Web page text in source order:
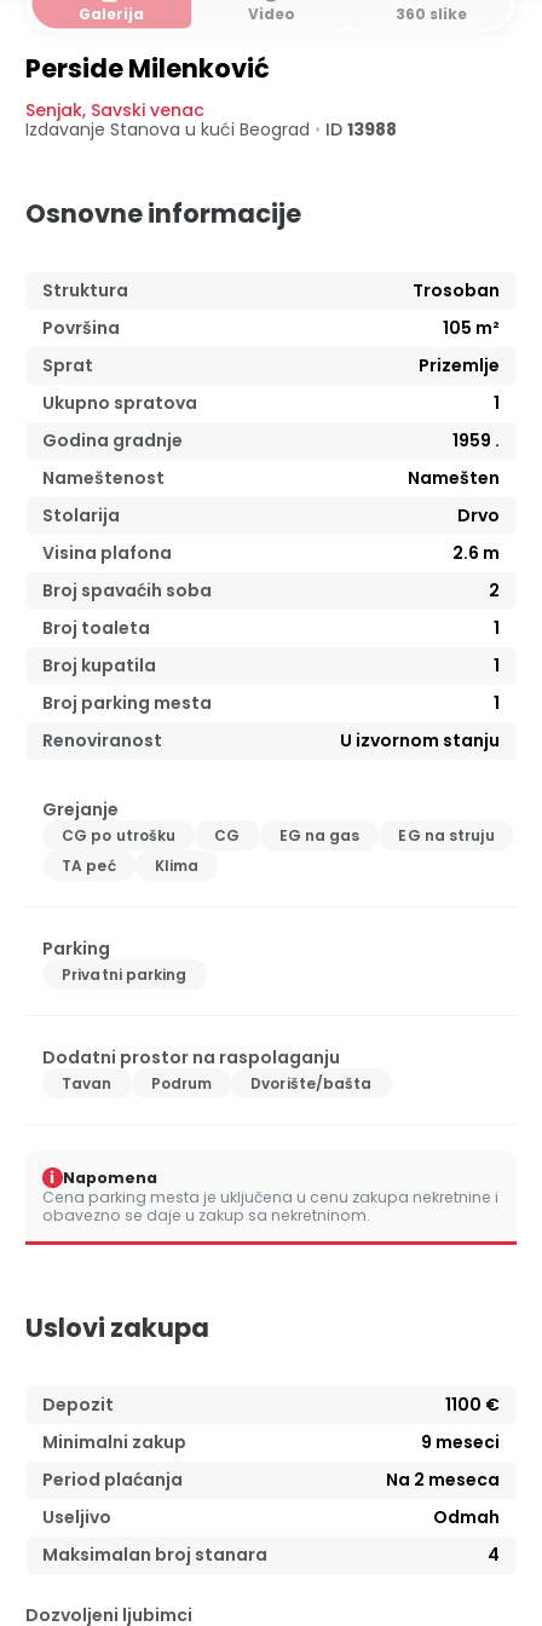
Galerija Video 360 slike
Perside Milenković
Senjak, Savski venac
Izdavanje Stanova u kući Beograd • ID 13988
Osnovne informacije
Struktura
Trosoban
Površina
105 m²
Sprat
Prizemlje
Ukupno spratova
1
Godina gradnje
1959 .
Nameštenost
Namešten
Stolarija
Drvo
Visina plafona
2.6 m
Broj spavaćih soba
2
Broj toaleta
1
Broj kupatila
1
Broj parking mesta
1
Renoviranost
U izvornom stanju
Grejanje
CG po utrošku CG EG na gas
EG na struju
TA peć
Klima
Parking
Privatni parking
Dodatni prostor na raspolaganju
Tavan Podrum Dvorište/bašta
i Napomena
Cena parking mesta je uključena u cenu zakupa nekretnine i
obavezno se daje u zakup sa nekretninom.
Uslovi zakupa
Depozit
1100 €
Minimalni zakup
9 meseci
Period plaćanja
Na 2 meseca
Useljivo
Odmah
Maksimalan broj stanara
4
Dozvoljeni ljubimci